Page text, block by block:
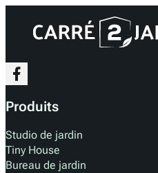
Produits
Studio de jardin
Tiny House
Bureau de jardin